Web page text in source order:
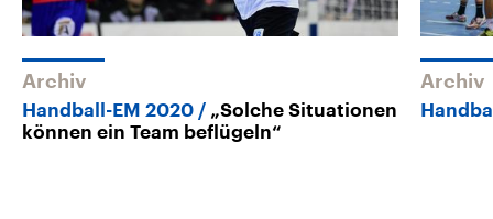
Archiv
Handball-EM 2020
„Solche Situationen
können ein Team beflügeln“
Archiv